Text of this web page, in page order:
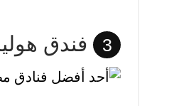
3 فندق